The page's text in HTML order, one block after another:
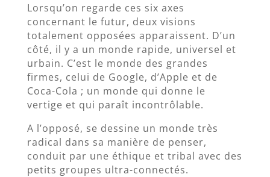
Lorsqu’on regarde ces six axes
concernant le futur, deux visions
totalement opposées apparaissent. D’un
côté, il y a un monde rapide, universel et
urbain. C’est le monde des grandes
firmes, celui de Google, d’Apple et de
Coca-Cola ; un monde qui donne le
vertige et qui paraît incontrôlable.
A l’opposé, se dessine un monde très
radical dans sa manière de penser,
conduit par une éthique et tribal avec des
petits groupes ultra-connectés.